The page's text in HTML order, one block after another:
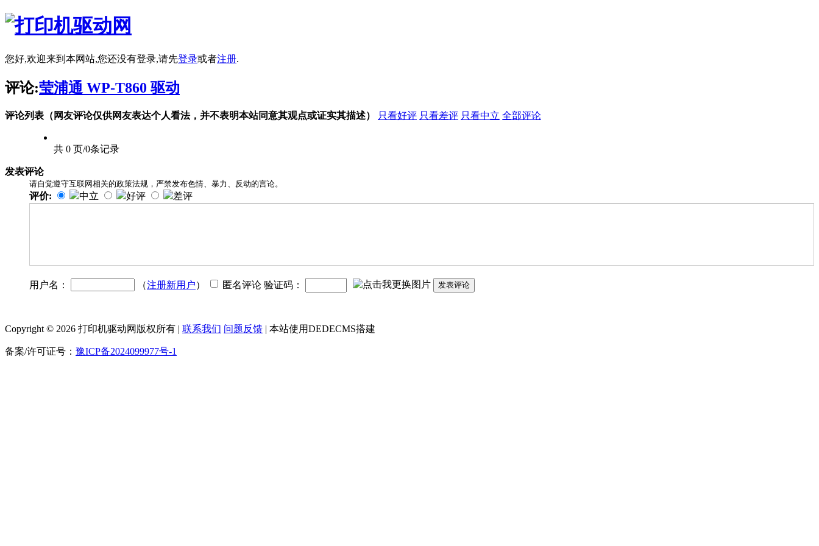
您好,欢迎来到本网站,您还没有登录,请先登录或者注册.
评论:莹浦通 WP-T860 驱动
评论列表（网友评论仅供网友表达个人看法，并不表明本站同意其观点或证实其描述） 只看好评 只看差评 只看中立 全部评论
共 0 页/0条记录
发表评论
请自觉遵守互联网相关的政策法规，严禁发布色情、暴力、反动的言论。
评价: 中立 好评 差评
用户名： （注册新用户） 匿名评论 验证码： 发表评论
Copyright © 2026 打印机驱动网版权所有 | 联系我们 问题反馈 | 本站使用DEDECMS搭建
备案/许可证号： 豫ICP备2024099977号-1